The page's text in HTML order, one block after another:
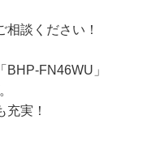
談ください！
FN46WU」
実！